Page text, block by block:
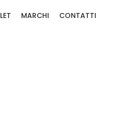
MARCHI CONTATTI